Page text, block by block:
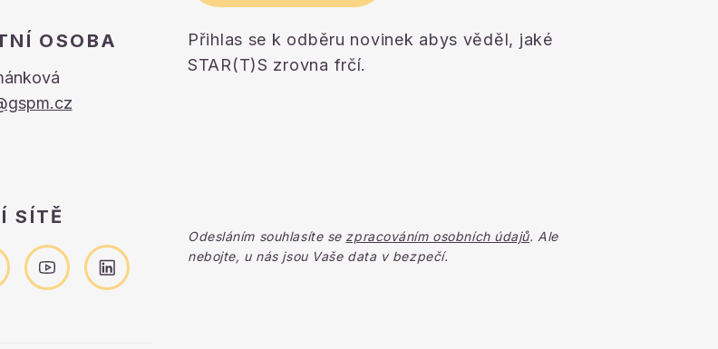
OSOBA
SÍTĚ
Přihlas se k odběru novinek abys věděl, jaké
STAR(T)S zrovna frčí.
Odesláním souhlasíte se zpracováním osobních údajů. Ale
nebojte, u nás jsou Vaše data v bezpečí.